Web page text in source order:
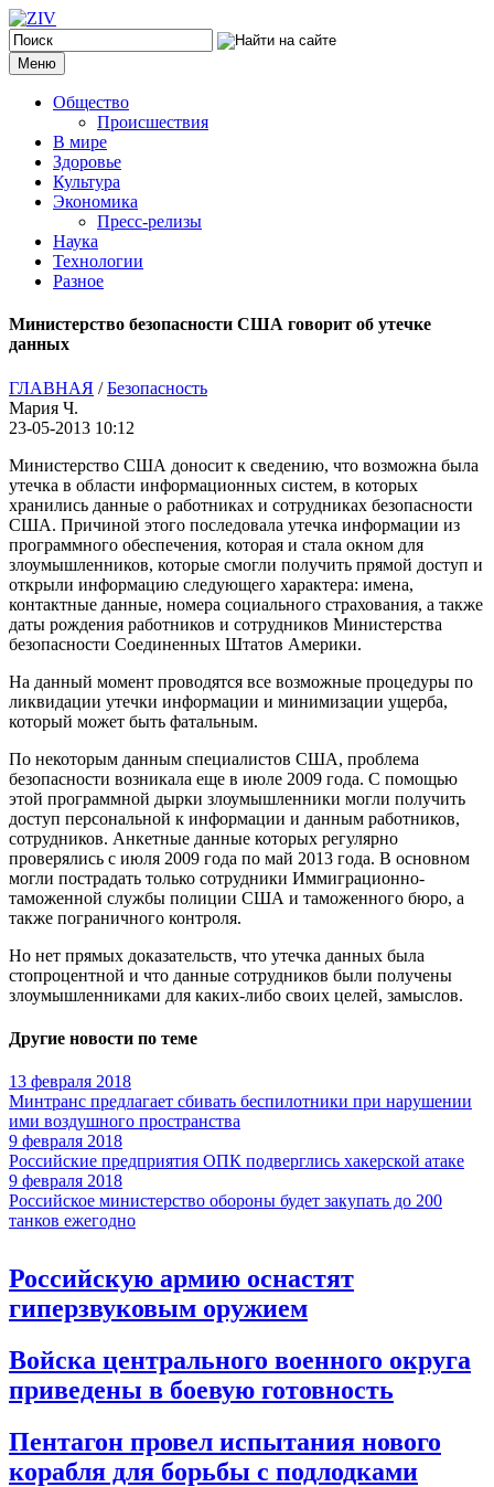
Меню
Общество
Происшествия
В мире
Здоровье
Культура
Экономика
Пресс-релизы
Наука
Технологии
Разное
Министерство безопасности США говорит об утечке
данных
ГЛАВНАЯ /Безопасность
Мария Ч.
23-05-2013 10:12
Министерство США доносит к сведению, что возможна была
утечка в области информационных систем, в которых
хранились данные о работниках и сотрудниках безопасности
США. Причиной этого последовала утечка информации из
программного обеспечения, которая и стала окном для
злоумышленников, которые смогли получить прямой доступ и
открыли информацию следующего характера: имена,
контактные данные, номера социального страхования, а также
даты рождения работников и сотрудников Министерства
безопасности Соединенных Штатов Америки.
На данный момент проводятся все возможные процедуры по
ликвидации утечки информации и минимизации ущерба,
который может быть фатальным.
По некоторым данным специалистов США, проблема
безопасности возникала еще в июле 2009 года. С помощью
этой программной дырки злоумышленники могли получить
доступ персональной к информации и данным работников,
сотрудников. Анкетные данные которых регулярно
проверялись с июля 2009 года по май 2013 года. В основном
могли пострадать только сотрудники Иммиграционно-
таможенной службы полиции США и таможенного бюро, а
также пограничного контроля.
Но нет прямых доказательств, что утечка данных была
стопроцентной и что данные сотрудников были получены
злоумышленниками для каких-либо своих целей, замыслов.
Другие новости по теме
13 февраля 2018
Минтранс предлагает сбивать беспилотники при нарушении
ими воздушного пространства
9 февраля 2018
Российские предприятия ОПК подверглись хакерской атаке
9 февраля 2018
Российское министерство обороны будет закупать до 200
танков ежегодно
Российскую армию оснастят
гиперзвуковым оружием
Войска центрального военного округа
приведены в боевую готовность
Пентагон провел испытания нового
корабля для борьбы с подлодками